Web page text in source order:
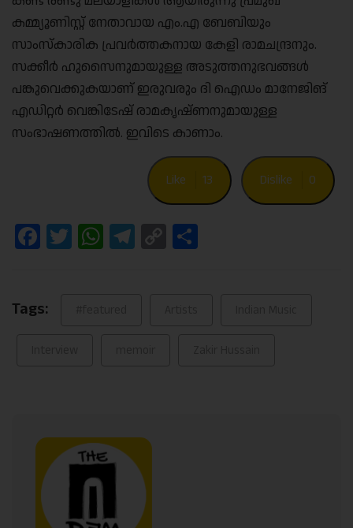
കമ്മ്യൂണിസ്റ്റ് നേതാവായ എം.എ ബേബിയും
സാംസ്കാരിക പ്രവർത്തകനായ കേളി രാമചന്ദ്രനും.
സക്കീർ ഹുസൈനുമായുള്ള അടുത്തനുഭവങ്ങൾ
പങ്കുവെക്കുകയാണ് ഇരുവരും ദി ഐഡം മാനേജിങ്
എഡിറ്റർ വെങ്കിടേഷ് രാമകൃഷ്ണനുമായുള്ള
സംഭാഷണത്തിൽ. ഇവിടെ കാണാം.
Like 13 Dislike 0
Facebook
Twitter
WhatsApp
Telegram
Copy
Tags: